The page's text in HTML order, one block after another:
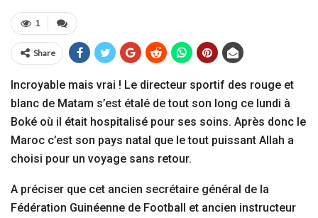
1
Share
Incroyable mais vrai ! Le directeur sportif des rouge et
blanc de Matam s’est étalé de tout son long ce lundi à
Boké où il était hospitalisé pour ses soins. Après donc le
Maroc c’est son pays natal que le tout puissant Allah a
choisi pour un voyage sans retour.
A préciser que cet ancien secrétaire général de la
Fédération Guinéenne de Football et ancien instructeur